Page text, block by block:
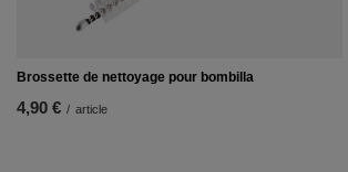
Brossette de nettoyage pour bombilla
4,90 € / article